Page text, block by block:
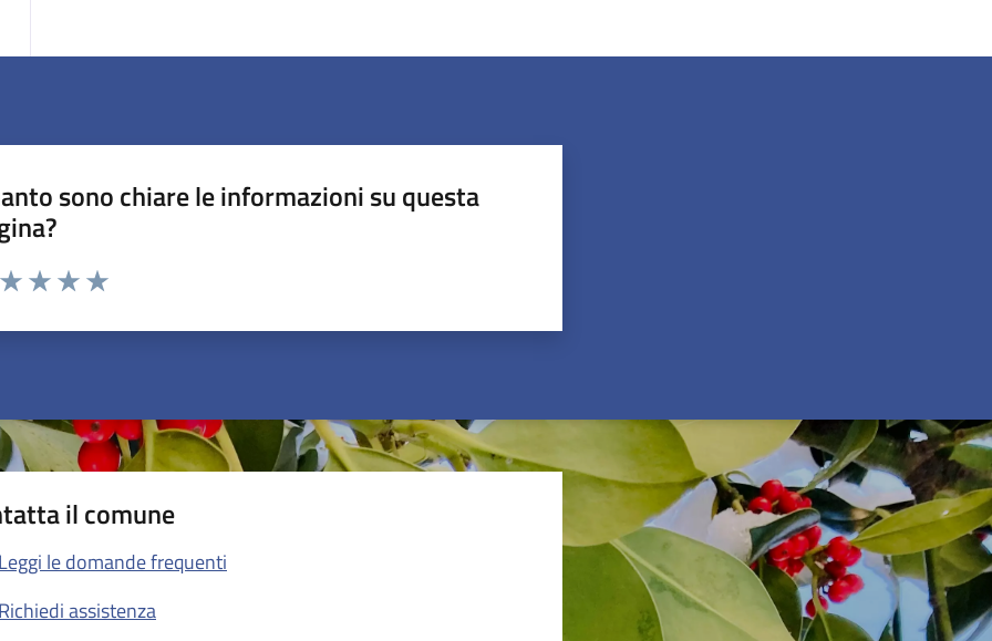
sono chiare le informazioni su questa
da 1 a 5 stelle la pagina
il comune
Leggi le domande frequenti
Richiedi assistenza